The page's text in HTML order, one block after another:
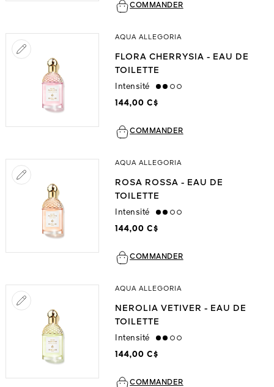
COMMANDER
AQUA ALLEGORIA
FLORA CHERRYSIA - EAU DE
TOILETTE
Intensité medium
144,00 C$
COMMANDER
AQUA ALLEGORIA
ROSA ROSSA - EAU DE
TOILETTE
Intensité medium
144,00 C$
COMMANDER
AQUA ALLEGORIA
NEROLIA VETIVER - EAU DE
TOILETTE
Intensité medium
144,00 C$
COMMANDER